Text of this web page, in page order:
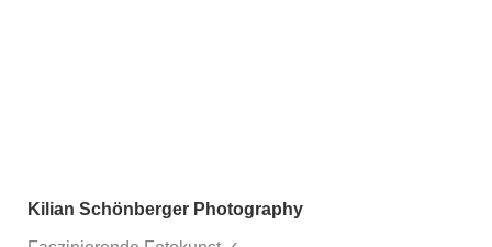
Kilian Schönberger Photography